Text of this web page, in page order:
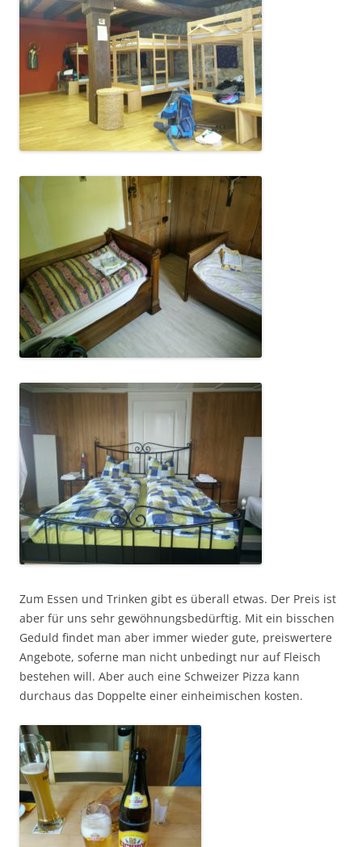
Zum Essen und Trinken gibt es überall etwas. Der Preis ist
aber für uns sehr gewöhnungsbedürftig. Mit ein bisschen
Geduld findet man aber immer wieder gute, preiswertere
Angebote, soferne man nicht unbedingt nur auf Fleisch
bestehen will. Aber auch eine Schweizer Pizza kann
durchaus das Doppelte einer einheimischen kosten.